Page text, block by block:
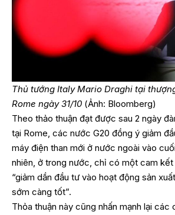
Thủ tướng Italy Mario Draghi tại
Rome ngày 31/10 (Ảnh: Bloomberg)
Theo thảo thuận đạt được sau 2 ngày
tại Rome, các nước G20 đồng ý giảm
máy điện than mới ở nước ngoài vào
nhiên, ở trong nước, chỉ có một cam kết
“giảm dần đầu tư vào hoạt động sản
sớm càng tốt”.
Thỏa thuận này cũng nhấn mạnh lại